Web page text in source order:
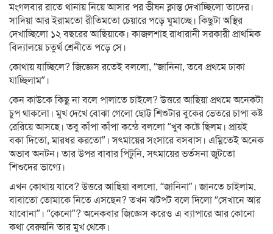
মংগলবার রাতে থানায় নিয়ে আসার পর ভীষন ক্লান্ত দেখাচ্ছিলো তাদের।
সাদিয়া আর ইরামতো রীতিমতো চেয়ারে পড়ে ঘুমাচ্ছে। কিছুটা অস্থির
দেখাচ্ছিলো ১২ বছরের আছিয়াকে। কাজলশাহ রাধারানী সরকারী প্রাথমিক
বিদ্যালয়ে চতুর্থ শ্রেনীতে পড়ে সে।
কোথায় যাচ্ছিলে? জিজ্ঞেস রতেই বললো, “জানিনা, তবে প্রথমে ঢাকা
যাচ্ছিলাম”।
কেন কাউকে কিছু না বলে পালাতে চাইলে? উত্তরে আছিয়া প্রথমে অনেকটা
চুপ থাকলো। মুখ দেখে বোঝা গেলো ছোট্ট শিশুটার বুকের ভেতরে চাপা কষ্ট
রেরিয়ে আসছে। তবু কাঁপা কাঁপা কন্ঠে বললো “খুব কষ্টে ছিলম। প্রায়ই
বকা দিতো, মারধর করতো”। সৎমায়ের সংসারে বসবাস। এম্নিতেই অনেক
অভাব অনটন। তার উপর বাবার পিটুনি, সৎমায়ের ভর্তসনা জুটতো
শিশুদের ভাগ্যে।
এখন কোথায় যাবে? উত্তরে আছিয়া বললো, “জানিনা”। জানতে চাইলাম,
বাবাতো তোমাকে নিতে এসছেন? তখন ঝটপট বলে দিলো “সেখানে আর
যাবোনা”। “কেনো”? অনেকবার জিজ্ঞেস করেও এ ব্যাপারে আর কোনো
কথা বেরুয়নি তার মুখ থেকে।